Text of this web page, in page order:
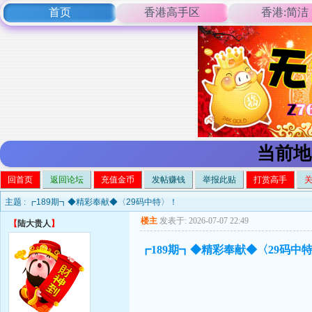
首页 香港高手区 香港:简洁
当前
回首页 返回论坛 充值金币 发帖赚钱 举报此贴 打赏高手
主题 : ┏189期┓◆精彩奉献◆〈29码中特〉！
【 陆大贵人 】 楼主 发表于: 2026-07-07 22:49
┏189期┓◆精彩奉献◆〈29码中